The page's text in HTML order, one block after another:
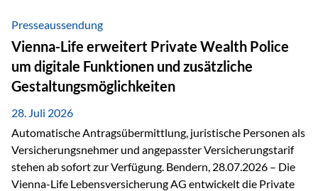
administrative Aufgaben, beschleunigen Abläufe und
schaffen mehr Zeit für das Wesentliche: die persönliche
Beratung. Gerade deshalb wird die individuelle Betreuung
zum entscheidenden Erfolgsfaktor. Technologie kann
unterstützen, Vertrauen entsteht jedoch weiterhin im
persönlichen Gespräch. Bei der Vienna-Life reagieren…
Presseaussendung
Vienna-Life erweitert Private Wealth Police
um digitale Funktionen und zusätzliche
Gestaltungsmöglichkeiten
28. Juli 2026
Automatische Antragsübermittlung, juristische Personen als
Versicherungsnehmer und angepasster Versicherungstarif
stehen ab sofort zur Verfügung. Bendern, 28.07.2026 – Die
Vienna-Life Lebensversicherung AG entwickelt die Private